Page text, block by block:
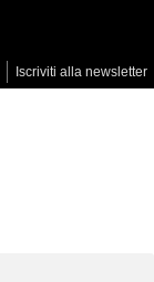
Iscriviti alla newsletter